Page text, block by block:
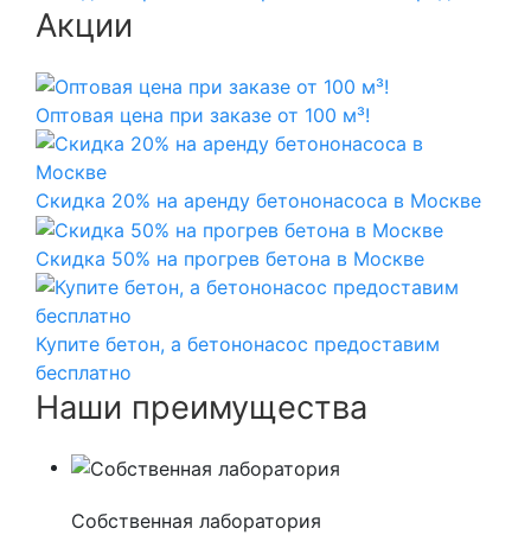
Акции
Оптовая цена при заказе от 100 м³!
Скидка 20% на аренду бетононасоса в Москве
Скидка 50% на прогрев бетона в Москве
Купите бетон, а бетононасос предоставим
бесплатно
Наши преимущества
Собственная лаборатория